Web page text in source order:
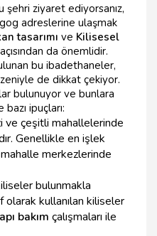
şehri ziyaret ediyorsanız,
adreslerine ulaşmak
tasarımı ve Kilisesel
açısından da önemlidir.
bu ibadethaneler,
de dikkat çekiyor.
bulunuyor ve bunlara
ipuçları:
ve çeşitli mahallelerinde
Genellikle en işlek
merkezlerinde
bulunmakla
kullanılan kiliseler
bakım çalışmaları ile